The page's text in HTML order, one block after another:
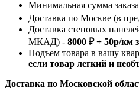
Минимальная сумма
Доставка по Москве (в
Доставка стеновых
МКАД) - 8000 ₽ + 50р/
Подъем товара в вашу
если товар легкий и
Доставка по Московской